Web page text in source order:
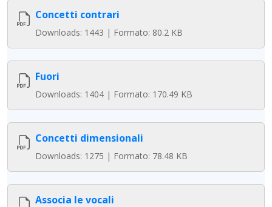
Concetti contrari
Downloads: 1443 | Formato: 80.2 KB
Fuori
Downloads: 1404 | Formato: 170.49 KB
Concetti dimensionali
Downloads: 1275 | Formato: 78.48 KB
Associa le vocali